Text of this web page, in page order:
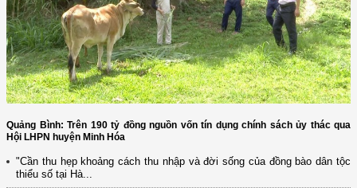
Quảng Bình: Trên 190 tỷ đồng nguồn vốn tín dụng chính sách ủy thác qua
Hội LHPN huyện Minh Hóa
"Cần thu hẹp khoảng cách thu nhập và đời sống của đồng bào dân tộc
thiểu số tại Hà...